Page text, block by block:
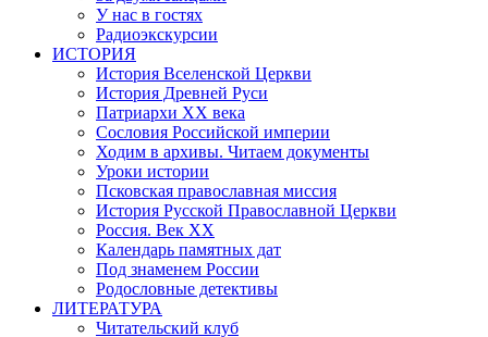
У нас в гостях
Радиоэкскурсии
ИСТОРИЯ
История Вселенской Церкви
История Древней Руси
Патриархи XX века
Сословия Российской империи
Ходим в архивы. Читаем документы
Уроки истории
Псковская православная миссия
История Русской Православной Церкви
Россия. Век ХХ
Календарь памятных дат
Под знаменем России
Родословные детективы
ЛИТЕРАТУРА
Читательский клуб